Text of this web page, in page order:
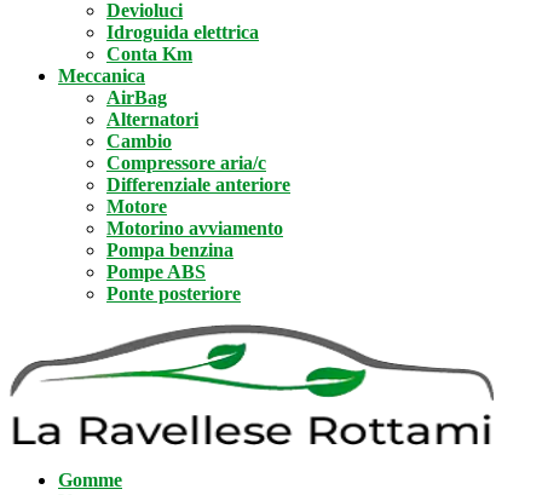
Devioluci
Idroguida elettrica
Conta Km
Meccanica
AirBag
Alternatori
Cambio
Compressore aria/c
Differenziale anteriore
Motore
Motorino avviamento
Pompa benzina
Pompe ABS
Ponte posteriore
Gomme